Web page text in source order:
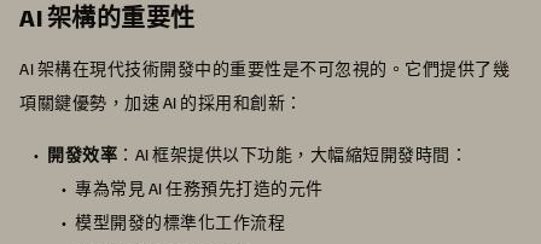
AI 架構的重要性
AI 架構在現代技術開發中的重要性是不可忽視的。它們提供了幾
項關鍵優勢，加速 AI 的採用和創新：
開發效率 ：AI 框架提供以下功能，大幅縮短開發時間：
專為常見 AI 任務預先打造的元件
模型開發的標準化工作流程